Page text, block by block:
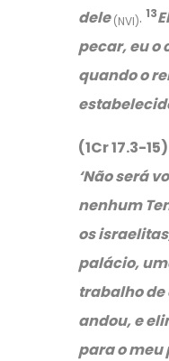
dele(NVI). 13
pecar, eu o
quando o
(1Cr 17.3-15)
‘Não será
nenhum
os
palácio,
trabalho de
andou, e
para o meu